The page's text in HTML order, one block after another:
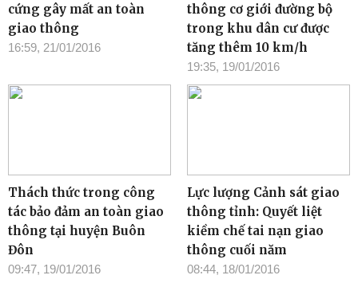
cứng gây mất an toàn
giao thông
16:59, 21/01/2016
thông cơ giới đường bộ
trong khu dân cư được
tăng thêm 10 km/h
19:35, 19/01/2016
Thách thức trong công
tác bảo đảm an toàn giao
thông tại huyện Buôn
Đôn
09:47, 19/01/2016
Lực lượng Cảnh sát giao
thông tỉnh: Quyết liệt
kiềm chế tai nạn giao
thông cuối năm
08:44, 18/01/2016